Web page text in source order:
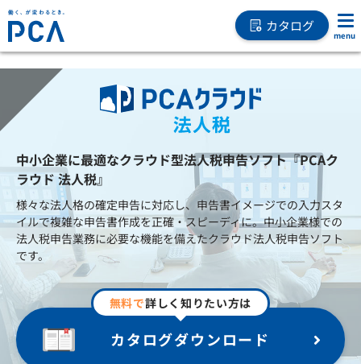
カタログ
中小企業に最適なクラウド型法人税申告ソフト『PCAク
ラウド 法人税』
様々な法人格の確定申告に対応し、申告書イメージでの入力スタ
イルで複雑な申告書作成を正確・スピーディに。中小企業様での
法人税申告業務に必要な機能を備えたクラウド法人税申告ソフト
です。
無料で詳しく知りたい方は
カタログダウンロード